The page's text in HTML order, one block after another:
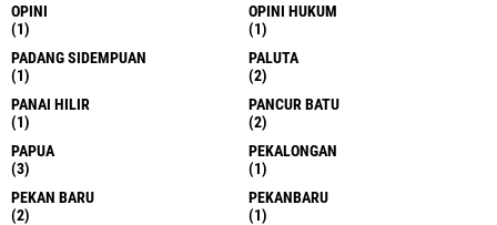
OPINI
(1)
OPINI HUKUM
(1)
PADANG SIDEMPUAN
(1)
PALUTA
(2)
PANAI HILIR
(1)
PANCUR BATU
(2)
PAPUA
(3)
PEKALONGAN
(1)
PEKAN BARU
(2)
PEKANBARU
(1)